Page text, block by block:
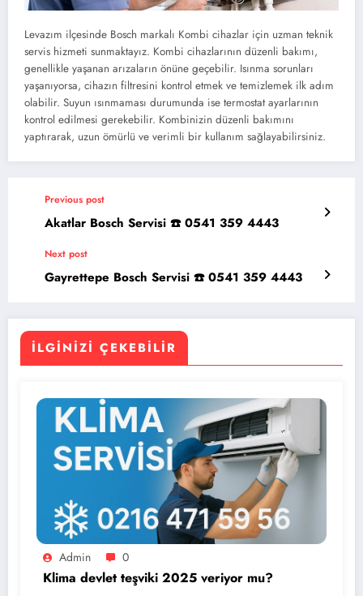
Levazım ilçesinde Bosch markalı Kombi cihazlar için uzman teknik
servis hizmeti sunmaktayız. Kombi cihazlarının düzenli bakımı,
genellikle yaşanan arızaların önüne geçebilir. Isınma sorunları
yaşanıyorsa, cihazın filtresini kontrol etmek ve temizlemek ilk adım
olabilir. Suyun ısınmaması durumunda ise termostat ayarlarının
kontrol edilmesi gerekebilir. Kombinizin düzenli bakımını
yaptırarak, uzun ömürlü ve verimli bir kullanım sağlayabilirsiniz.
Previous post
Akatlar Bosch Servisi ☎️ 0541 359 4443
Next post
Gayrettepe Bosch Servisi ☎️ 0541 359 4443
İLGINIZI ÇEKEBILIR
Admin 0
Klima devlet teşviki 2025 veriyor mu?